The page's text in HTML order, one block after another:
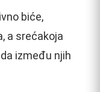
biće,
a srećakoja
između njih